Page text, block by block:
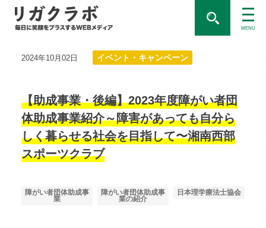
MENU
2024年10月02日 イベント・キャンペーン
【助成事業・後編】2023年度障がい者団
体助成事業紹介～障害があっても自分ら
しく暮らせる社会を目指して〜湘南西部
スポーツクラブ
障がい者団体助成事
業
障がい者団体助成事
業の紹介
日本理学療法士協会